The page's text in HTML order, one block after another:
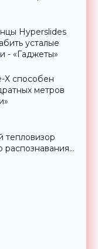
Hyperslides
усталые
- «Гаджеты»
X способен
метров
тепловизор
распознавания